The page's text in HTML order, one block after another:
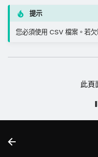
提示
您必須使用 CSV 檔案。若
此頁